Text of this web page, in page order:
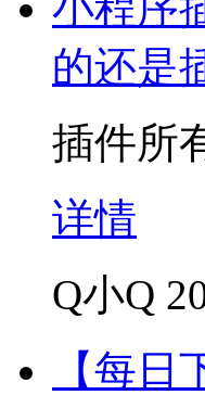
的还是
插件所
详情
Q小Q
【每